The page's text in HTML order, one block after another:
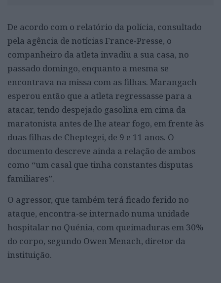
De acordo com o relatório da polícia, consultado
pela agência de notícias France-Presse, o
companheiro da atleta invadiu a sua casa, no
passado domingo, enquanto a mesma se
encontrava na missa com as filhas. Marangach
esperou então que a atleta regressasse para a
atacar, tendo despejado gasolina em cima da
maratonista antes de lhe atear fogo, em frente às
duas filhas de Cheptegei, de 9 e 11 anos. O
documento descreve ainda a relação de ambos
como “um casal que tinha constantes disputas
familiares”.
O agressor, que também terá ficado ferido no
ataque, encontra-se internado numa unidade
hospitalar no Quénia, com queimaduras em 30%
do corpo, segundo Owen Menach, diretor da
instituição.